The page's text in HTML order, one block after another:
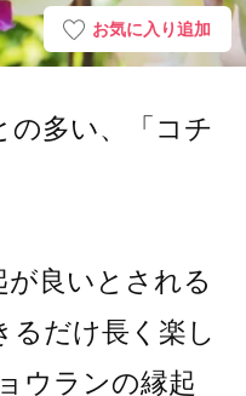
お気に入り追加
の多い、「コチ
が良いとされる
るだけ長く楽し
ウランの縁起